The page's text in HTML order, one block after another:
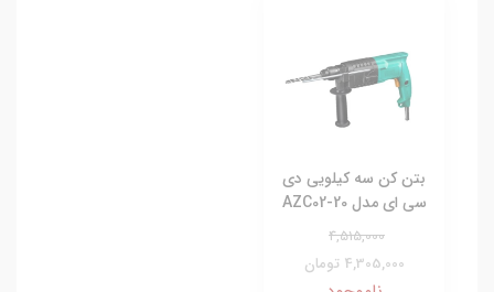
بتن کن سه کیلویی دی
سی ای مدل AZC02-20
4,515,000
4,305,000 تومان